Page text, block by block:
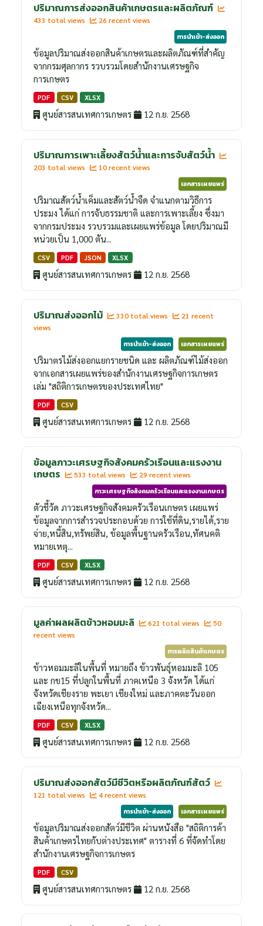
ปริมาณการส่งออกสินค้าเกษตรและผลิตภัณฑ์
433 total views
26 recent views
การนำเข้า-ส่งออก
ข้อมูลปริมาณส่งออกสินค้าเกษตรและผลิตภัณฑ์ที่สำคัญ
จากกรมศุลกากร รวบรวมโดยสำนักงานเศรษฐกิจ
การเกษตร
PDF CSV XLSX
ศูนย์สารสนเทศการเกษตร 12 ก.ย. 2568
ปริมาณการเพาะเลี้ยงสัตว์น้ำและการจับสัตว์น้ำ
203 total views
10 recent views
เอกสารเผยแพร่
ปริมาณสัตว์น้ำเค็มและสัตว์น้ำจืด จำแนกตามวิธีการ
ประมง ได้แก่ การจับธรรมชาติ และการเพาะเลี้ยง ซึ่งมา
จากกรมประมง รวบรวมและเผยแพร่ข้อมูล โดยปริมาณมี
หน่วยเป็น 1,000 ตัน...
CSV PDF JSON XLSX
ศูนย์สารสนเทศการเกษตร 12 ก.ย. 2568
ปริมาณส่งออกไม้ 330 total views
21 recent
views
การนำเข้า-ส่งออก
เอกสารเผยแพร่
ปริมาตรไม้ส่งออกแยกรายชนิด และ ผลิตภัณฑ์ไม้ส่งออก
จากเอกสารเผยแพร่ของสำนักงานเศรษฐกิจการเกษตร
เล่ม "สถิติการเกษตรของประเทศไทย"
PDF CSV
ศูนย์สารสนเทศการเกษตร 12 ก.ย. 2568
ข้อมูลภาวะเศรษฐกิจสังคมครัวเรือนและแรงงาน
เกษตร
533 total views
29 recent views
ภาวะเศรษฐกิจสังคมครัวเรือนและแรงงานเกษตร
ตัวชี้วัด ภาวะเศรษฐกิจสังคมครัวเรือนเกษตร เผยแพร่
ข้อมูลจากการสำรวจประกอบด้วย การใช้ที่ดิน,รายได้,ราย
จ่าย,หนี้สิน,ทรัพย์สิน, ข้อมูลพื้นฐานครัวเรือน,ทัศนคติ
หมายเหตุ...
PDF CSV XLSX
ศูนย์สารสนเทศการเกษตร 12 ก.ย. 2568
มูลค่าผลผลิตข้าวหอมมะลิ 621 total views
50
recent views
การผลิตสินค้าเกษตร
ข้าวหอมมะลิในพื้นที่ หมายถึง ข้าวพันธุ์หอมมะลิ 105
และ กข15 ที่ปลูกในพื้นที่ ภาคเหนือ 3 จังหวัด ได้แก่
จังหวัดเชียงราย พะเยา เชียงใหม่ และภาคตะวันออก
เฉียงเหนือทุกจังหวัด...
PDF CSV XLSX
ศูนย์สารสนเทศการเกษตร 12 ก.ย. 2568
ปริมาณส่งออกสัตว์มีชีวิตหรือผลิตภัณฑ์สัตว์
121 total views
4 recent views
การนำเข้า-ส่งออก
เอกสารเผยแพร่
ข้อมูลปริมาณส่งออกสัตว์มีชีวิต ผ่านหนังสือ "สถิติการค้า
สินค้าเกษตรไทยกับต่างประเทศ" ตารางที่ 6 ที่จัดทำโดย
สำนักงานเศรษฐกิจการเกษตร
PDF CSV
ศูนย์สารสนเทศการเกษตร 12 ก.ย. 2568